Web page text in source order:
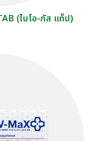
(ไบโอ-กัส แท็ป)